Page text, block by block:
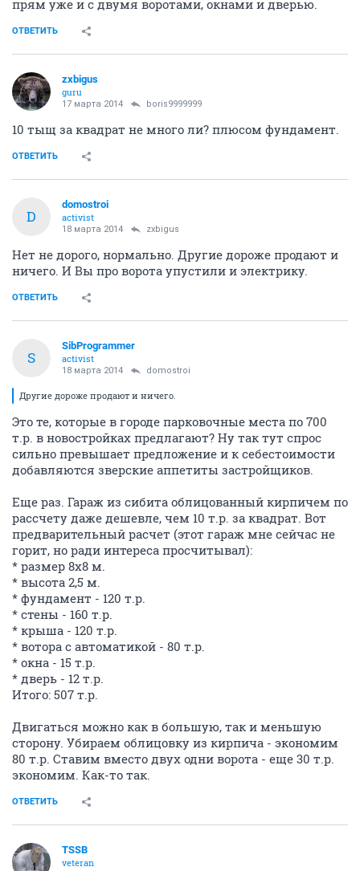
прям уже и с двумя воротами, окнами и дверью.
ОТВЕТИТЬ
zxbigus
guru
17 марта 2014 boris9999999
10 тыщ за квадрат не много ли? плюсом фундамент.
ОТВЕТИТЬ
D
domostroi
activist
18 марта 2014 zxbigus
Нет не дорого, нормально. Другие дороже продают и
ничего. И Вы про ворота упустили и электрику.
ОТВЕТИТЬ
S
SibProgrammer
activist
18 марта 2014 domostroi
Другие дороже продают и ничего.
Это те, которые в городе парковочные места по 700
т.р. в новостройках предлагают? Ну так тут спрос
сильно превышает предложение и к себестоимости
добавляются зверские аппетиты застройщиков.
Еще раз. Гараж из сибита облицованный кирпичем по
рассчету даже дешевле, чем 10 т.р. за квадрат. Вот
предварительный расчет (этот гараж мне сейчас не
горит, но ради интереса просчитывал):
* размер 8х8 м.
* высота 2,5 м.
* фундамент - 120 т.р.
* стены - 160 т.р.
* крыша - 120 т.р.
* вотора с автоматикой - 80 т.р.
* окна - 15 т.р.
* дверь - 12 т.р.
Итого: 507 т.р.
Двигаться можно как в большую, так и меньшую
сторону. Убираем облицовку из кирпича - экономим
80 т.р. Ставим вместо двух одни ворота - еще 30 т.р.
экономим. Как-то так.
ОТВЕТИТЬ
TSSB
veteran